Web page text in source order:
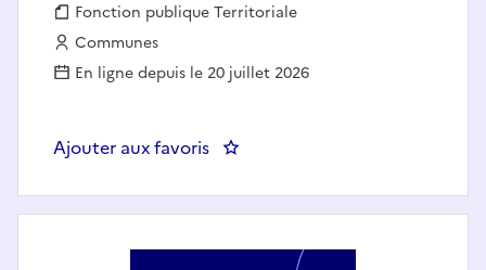
Fonction publique :
Fonction publique Territoriale
Employeur :
Communes
En ligne depuis le 20 juillet 2026
Ajouter aux favoris : Chargé(e) de communication